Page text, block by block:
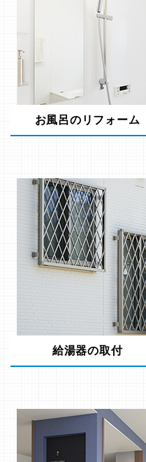
お風呂のリフォーム
給湯器の取付